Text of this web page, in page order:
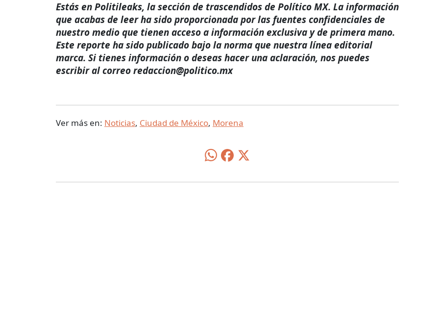
Estás en Politileaks, la sección de trascendidos de Político MX. La información
que acabas de leer ha sido proporcionada por las fuentes confidenciales de
nuestro medio que tienen acceso a información exclusiva y de primera mano.
Este reporte ha sido publicado bajo la norma que nuestra línea editorial
marca. Si tienes información o deseas hacer una aclaración, nos puedes
escribir al correo redaccion@politico.mx
Ver más en: Noticias, Ciudad de México, Morena